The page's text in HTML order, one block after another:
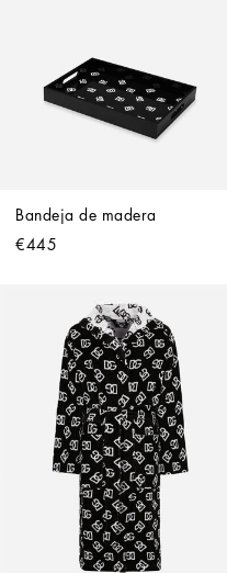
Bandeja de madera
€445